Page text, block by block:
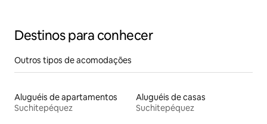
Destinos para conhecer
Outros tipos de acomodações
Aluguéis de apartamentos
Suchitepéquez
Aluguéis de casas
Suchitepéquez